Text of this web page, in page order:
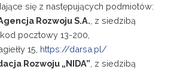
się z następujących podmiotów:
Rozwoju S.A. , z siedzibą
pocztowy 13-200,
15, https://darsa.pl/
Rozwoju „NIDA” , z siedzibą